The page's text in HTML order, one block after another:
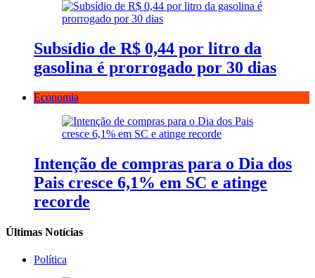
Subsídio de R$ 0,44 por litro da
gasolina é prorrogado por 30 dias
Economia
Intenção de compras para o Dia dos
Pais cresce 6,1% em SC e atinge
recorde
Últimas Notícias
Política